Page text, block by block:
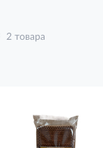
2 товара